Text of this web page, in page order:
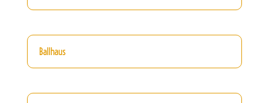
Ballhaus